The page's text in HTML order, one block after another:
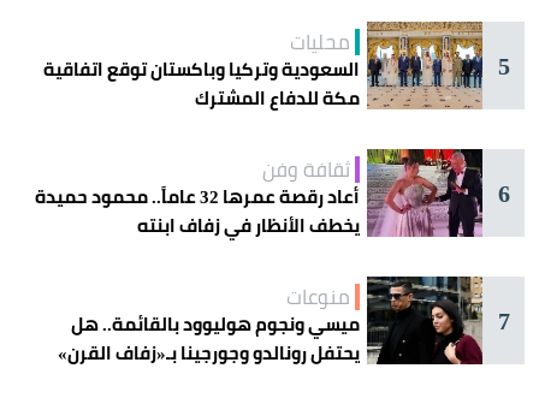
5
محليات
السعودية وتركيا وباكستان توقع اتفاقية
مكة للدفاع المشترك
6
ثقافة وفن
أعاد رقصة عمرها 32 عاماً.. محمود حميدة
يخطف الأنظار في زفاف ابنته
7
منوعات
ميسي ونجوم هوليوود بالقائمة.. هل
يحتفل رونالدو وجورجينا بـ«زفاف القرن»